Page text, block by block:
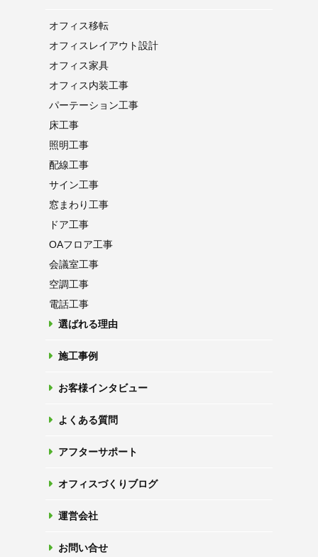
オフィス移転
オフィス レイアウト設計
オフィス家具
オフィス内装工事
パーテーション工事
床工事
照明工事
配線工事
サイン工事
窓まわり工事
ドア工事
OAフロア工事
会議室工事
空調工事
電話工事
選ばれる理由
施工事例
お客様インタビュー
よくある質問
アフターサポート
オフィスづくりブログ
運営会社
お問い合せ